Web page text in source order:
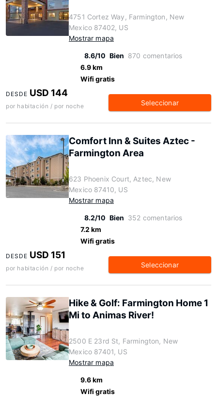
4751 Cortez Way, Farmington, New
Mexico 87402, US
Mostrar mapa
8.6/10 Bien 870 comentarios
6.9 km
Wifi gratis
DESDE USD 144
por habitación / por noche Seleccionar
Comfort Inn & Suites Aztec -
Farmington Area
623 Phoenix Court, Aztec, New
Mexico 87410, US
Mostrar mapa
8.2/10 Bien 352 comentarios
7.2 km
Wifi gratis
DESDE USD 151
por habitación / por noche Seleccionar
Hike & Golf: Farmington Home 1
Mi to Animas River!
2500 E 23rd St, Farmington, New
Mexico 87401, US
Mostrar mapa
9.6 km
Wifi gratis